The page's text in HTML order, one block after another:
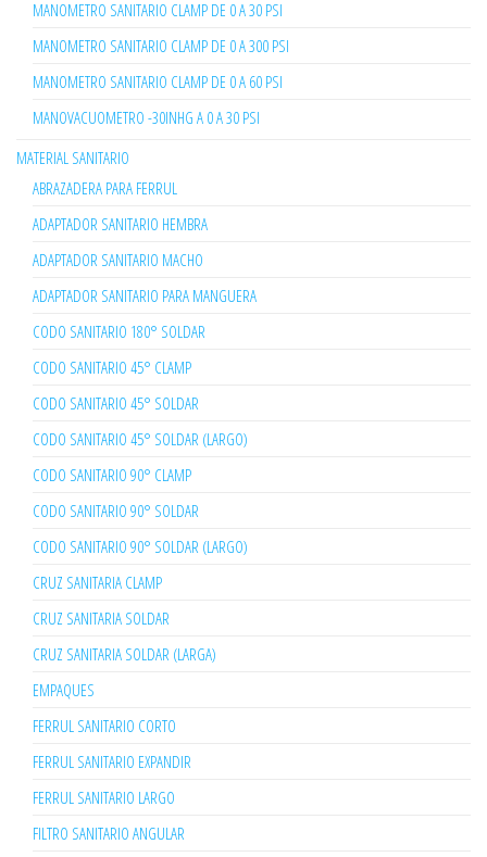
MANOMETRO SANITARIO CLAMP DE 0 A 30 PSI
MANOMETRO SANITARIO CLAMP DE 0 A 300 PSI
MANOMETRO SANITARIO CLAMP DE 0 A 60 PSI
MANOVACUOMETRO -30INHG A 0 A 30 PSI
MATERIAL SANITARIO
ABRAZADERA PARA FERRUL
ADAPTADOR SANITARIO HEMBRA
ADAPTADOR SANITARIO MACHO
ADAPTADOR SANITARIO PARA MANGUERA
CODO SANITARIO 180° SOLDAR
CODO SANITARIO 45° CLAMP
CODO SANITARIO 45° SOLDAR
CODO SANITARIO 45° SOLDAR (LARGO)
CODO SANITARIO 90° CLAMP
CODO SANITARIO 90° SOLDAR
CODO SANITARIO 90° SOLDAR (LARGO)
CRUZ SANITARIA CLAMP
CRUZ SANITARIA SOLDAR
CRUZ SANITARIA SOLDAR (LARGA)
EMPAQUES
FERRUL SANITARIO CORTO
FERRUL SANITARIO EXPANDIR
FERRUL SANITARIO LARGO
FILTRO SANITARIO ANGULAR